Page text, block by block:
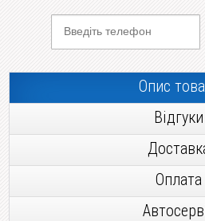
Опис
Відгуки
Оплата